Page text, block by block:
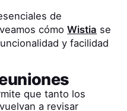
de
cómoWistia se
y facilidad
que tanto los
a revisar